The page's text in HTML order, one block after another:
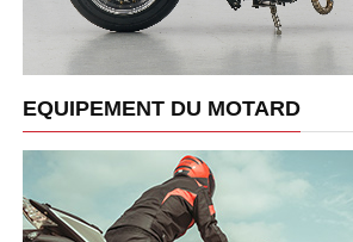
EQUIPEMENT DU MOTARD